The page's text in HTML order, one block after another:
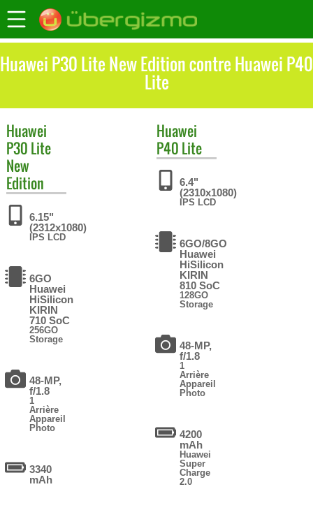
Huawei P30 Lite New Edition contre Huawei P40
Lite
Huawei
P30 Lite
New
Edition
6.15"
(2312x1080)
IPS LCD
6GO
Huawei
HiSilicon
KIRIN
710 SoC
256GO
Storage
48-MP,
f/1.8
1
Arrière
Appareil
Photo
3340
mAh
Huawei
P40 Lite
6.4"
(2310x1080)
IPS LCD
6GO/8GO
Huawei
HiSilicon
KIRIN
810 SoC
128GO
Storage
48-MP,
f/1.8
1
Arrière
Appareil
Photo
4200
mAh
Huawei
Super
Charge
2.0